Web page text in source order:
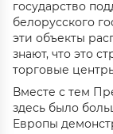
государство
белорусского
эти объекты
знают, что это
торговые
Вместе с тем
здесь было
Европы